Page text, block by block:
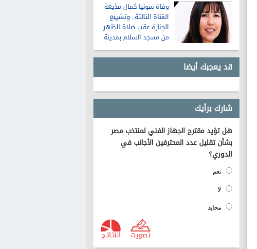
وفاة سونيا كمال مذيعة
القناة الثالثة.. وتشييع
الجنازة عقب صلاة الظهر
من مسجد السلام بمدينة
نصر
قد يعجبك أيضا
شارك برأيك
هل تؤيد مقترح الجهاز الفني لمنتخب مصر
بشأن تقليل عدد المحترفين الأجانب في
الدوري؟
نعم
لا
محايد
النتـائـج تصويت